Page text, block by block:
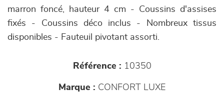
marron foncé, hauteur 4 cm - Coussins d'assises
fixés - Coussins déco inclus - Nombreux tissus
disponibles - Fauteuil pivotant assorti.
Référence : 10350
Marque : CONFORT LUXE